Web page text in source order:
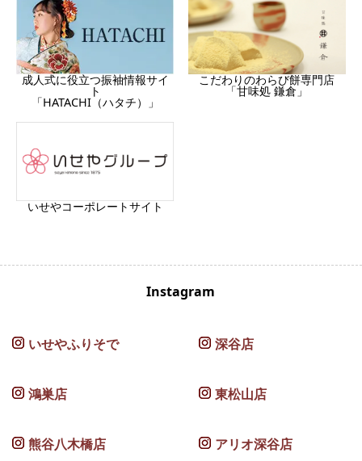
成人式に役立つ振袖情報サイ
ト
「HATACHI（ハタチ）」
こだわりのわらび餅専門店
「甘味処 鎌倉」
いせやコーポレートサイト
Instagram
いせやふりそで 深谷店
鴻巣店 東松山店
熊谷八木橋店 アリオ深谷店